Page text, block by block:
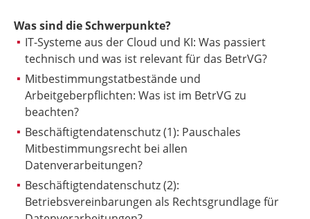
Was sind die Schwerpunkte?
IT-Systeme aus der Cloud und KI: Was passiert
technisch und was ist relevant für das BetrVG?
Mitbestimmungstatbestände und
Arbeitgeberpflichten: Was ist im BetrVG zu
beachten?
Beschäftigtendatenschutz (1): Pauschales
Mitbestimmungsrecht bei allen
Datenverarbeitungen?
Beschäftigtendatenschutz (2):
Betriebsvereinbarungen als Rechtsgrundlage für